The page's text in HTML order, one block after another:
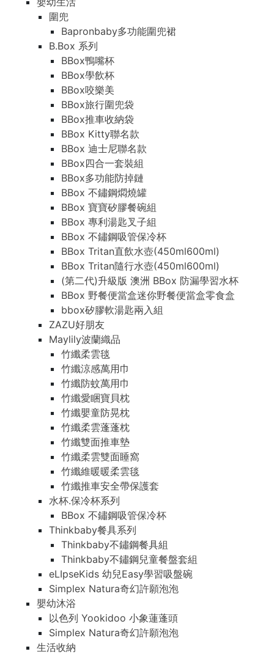
圍兜
Bapronbaby多功能圍兜裙
B.Box 系列
BBox鴨嘴杯
BBox學飲杯
BBox咬樂美
BBox旅行圍兜袋
BBox推車收納袋
BBox Kitty聯名款
BBox 迪士尼聯名款
BBox四合一套裝組
BBox多功能防掉鏈
BBox 不鏽鋼燜燒罐
BBox 寶寶矽膠餐碗組
BBox 專利湯匙叉子組
BBox 不鏽鋼吸管保冷杯
BBox Tritan直飲水壺(450ml600ml)
BBox Tritan隨行水壺(450ml600ml)
(第二代)升級版 澳洲 BBox 防漏學習水杯
BBox 野餐便當盒迷你野餐便當盒零食盒
bbox矽膠軟湯匙兩入組
ZAZU好朋友
Maylily波蘭織品
竹纖柔雲毯
竹纖涼感萬用巾
竹纖防蚊萬用巾
竹纖愛睏寶貝枕
竹纖嬰童防晃枕
竹纖柔雲蓬蓬枕
竹纖雙面推車墊
竹纖柔雲雙面睡窩
竹纖維暖暖柔雲毯
竹纖推車安全帶保護套
水杯.保冷杯系列
BBox 不鏽鋼吸管保冷杯
Thinkbaby餐具系列
Thinkbaby不鏽鋼餐具組
Thinkbaby不鏽鋼兒童餐盤套組
eLIpseKids 幼兒Easy學習吸盤碗
Simplex Natura奇幻許願泡泡
嬰幼沐浴
以色列 Yookidoo 小象蓮蓬頭
Simplex Natura奇幻許願泡泡
生活收納